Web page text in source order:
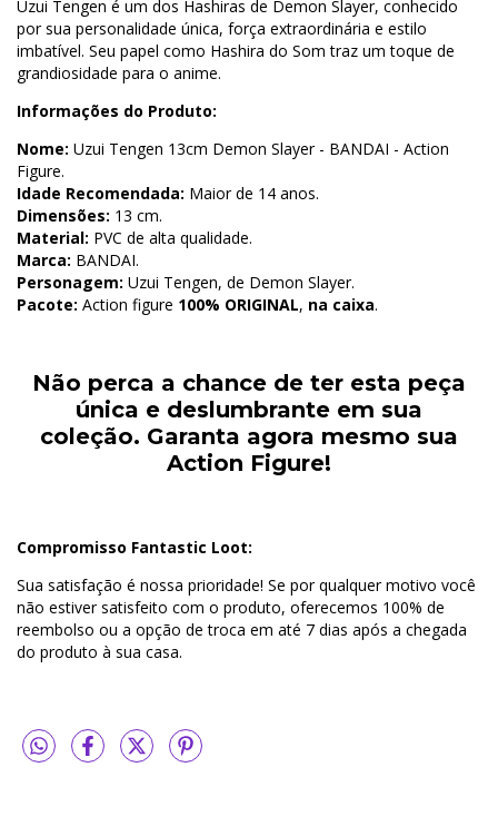
Uzui Tengen é um dos Hashiras de Demon Slayer, conhecido
por sua personalidade única, força extraordinária e estilo
imbatível. Seu papel como Hashira do Som traz um toque de
grandiosidade para o anime.
Informações do Produto:
Nome: Uzui Tengen 13cm Demon Slayer - BANDAI - Action
Figure.
Idade Recomendada: Maior de 14 anos.
Dimensões: 13 cm.
Material: PVC de alta qualidade.
Marca: BANDAI.
Personagem: Uzui Tengen, de Demon Slayer.
Pacote: Action figure 100% ORIGINAL, na caixa.
Não perca a chance de ter esta peça
única e deslumbrante em sua
coleção. Garanta agora mesmo sua
Action Figure!
Compromisso Fantastic Loot:
Sua satisfação é nossa prioridade! Se por qualquer motivo você
não estiver satisfeito com o produto, oferecemos 100% de
reembolso ou a opção de troca em até 7 dias após a chegada
do produto à sua casa.